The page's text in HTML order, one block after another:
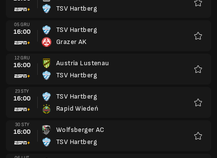
TSV Hartberg
06 LUT
16:00
TSV Hartberg
FC Salzburg
13 LUT
16:00
FK Austria Wiedeń
TSV Hartberg
20 LUT
16:00
TSV Hartberg
WSG Tirol
27 LUT
16:00
SK Sturm Graz
TSV Hartberg